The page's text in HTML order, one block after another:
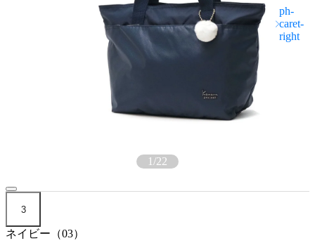
1/22
3
ネイビー（03）